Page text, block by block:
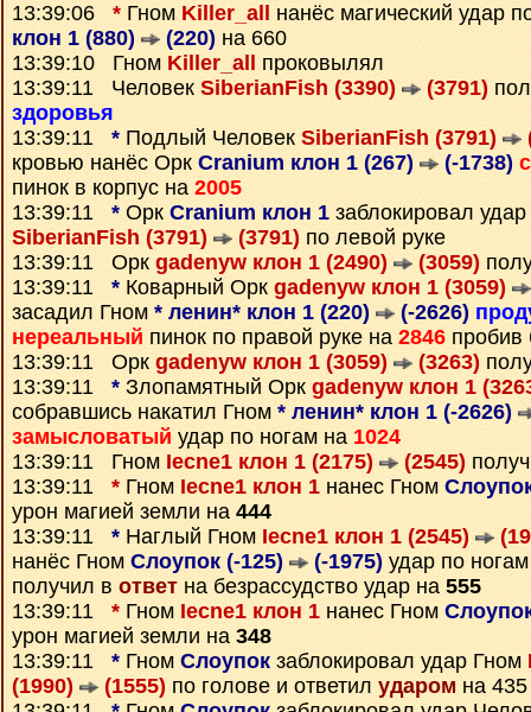
13:39:06 * Гном Killer_all
нанёс магический удар
клон 1 (880)
(220) на 660
13:39:10 Гном Killer_all
проковылял
13:39:11 Человек SiberianFish (3390) (3791)
здоровья
13:39:11 * Подлый Человек SiberianFish (3791)
кровью нанёс Орк Cranium клон 1 (267) (-1738)
пинок в корпус на 2005
13:39:11 * Орк Cranium клон 1 заблокировал
SiberianFish (3791)
(3791) по левой руке
13:39:11 Орк gadenyw клон 1 (2490) (3059)
13:39:11 * Коварный Орк gadenyw клон 1 (3059)
засадил Гном * ленин* клон 1 (220) (-2626)
нереальный пинок по правой руке на 2846 пробив
13:39:11 Орк gadenyw клон 1 (3059) (3263)
13:39:11 * Злопамятный Орк gadenyw клон 1
собравшись накатил Гном * ленин* клон 1 (-2626)
замысловатый удар по ногам на 1024
13:39:11 Гном Iecne1 клон 1 (2175) (2545)
13:39:11 * Гном Iecne1 клон 1 нанес Гном
урон магией земли на 444
13:39:11 * Наглый Гном Iecne1 клон 1 (2545)
нанёс Гном Слоупок (-125) (-1975) удар по
получил в ответ на безрассудство удар на 555
13:39:11 * Гном Iecne1 клон 1 нанес Гном
урон магией земли на 348
13:39:11 * Гном Слоупок заблокировал удар Гном
(1990)
(1555) по голове и ответил ударом на 435